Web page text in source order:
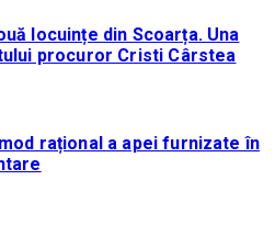
locuințe din Scoarța. Una
procuror Cristi Cârstea
rațional a apei furnizate în